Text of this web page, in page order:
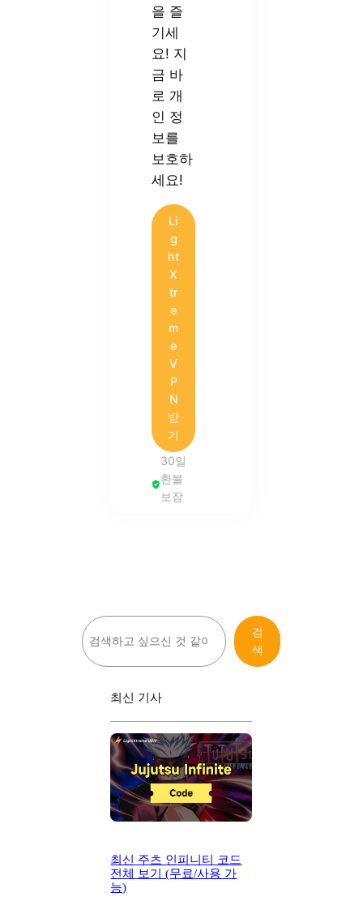
을 즐
기세
요! 지
금 바
로 개
인 정
보를
보호하
세요!
Li
g
ht
X
tr
e
m
e
V
P
N
받
기
30일
환불
보장
검
색
검
색
최신 기사
최신 주츠 인피니티 코드
전체 보기 (무료/사용 가
능)